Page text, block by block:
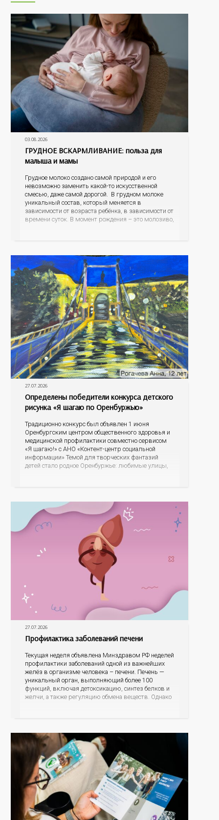
03.08.2026
ГРУДНОЕ ВСКАРМЛИВАНИЕ: польза для
малыша и мамы
Грудное молоко создано самой природой и его
невозможно заменить какой-то искусственной
смесью, даже самой дорогой. В грудном молоке
уникальный состав, который меняется в
зависимости от возраста ребёнка, в зависимости от
времени суток. В момент рождения – это молозиво,
27.07.2026
Определены победители конкурса детского
рисунка «Я шагаю по Оренбуржью»
Традиционно конкурс был объявлен 1 июня
Оренбургским центром общественного здоровья и
медицинской профилактики совместно сервисом
«Я шагаю!» с АНО «Контент-центр социальной
информации» Темой для творческих фантазий
детей стало родное Оренбуржье: любимые улицы,
27.07.2026
Профилактика заболеваний печени
Текущая неделя объявлена Минздравом РФ неделей
профилактики заболеваний одной из важнейших
желёз в организме человека – печени. Печень —
уникальный орган, выполняющий более 100
функций, включая детоксикацию, синтез белков и
желчи, а также регуляцию обмена веществ. Однако